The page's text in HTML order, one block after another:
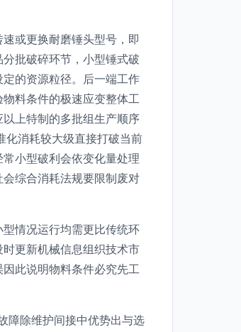
或更换耐磨锤头型号，即
批破碎环节，小型锤式破
的资源粒径。后一端工作
料条件的极速应变整体工
上特制的多批组生产顺序
化消耗较大级直接打破当前
小型破利会依变化量处理
综合消耗法规要限制废对
情况运行均需更比传统环
更新机械信息组织技术市
此说明物料条件必究先工
障除维护间接中优势出与选